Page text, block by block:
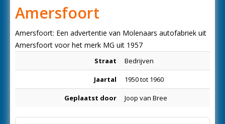
Amersfoort
Amersfoort: Een advertentie van Molenaars autofabriek uit
Amersfoort voor het merk MG uit 1957
Straat Bedrijven
Jaartal 1950 tot 1960
Geplaatst door Joop van Bree